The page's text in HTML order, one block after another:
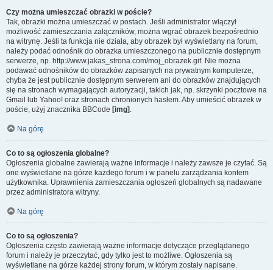
Czy można umieszczać obrazki w poście?
Tak, obrazki można umieszczać w postach. Jeśli administrator włączył
możliwość zamieszczania załączników, można wgrać obrazek bezpośrednio
na witrynę. Jeśli ta funkcja nie działa, aby obrazek był wyświetlany na forum,
należy podać odnośnik do obrazka umieszczonego na publicznie dostępnym
serwerze, np. http://www.jakas_strona.com/moj_obrazek.gif. Nie można
podawać odnośników do obrazków zapisanych na prywatnym komputerze,
chyba że jest publicznie dostępnym serwerem ani do obrazków znajdujących
się na stronach wymagających autoryzacji, takich jak, np. skrzynki pocztowe na
Gmail lub Yahoo! oraz stronach chronionych hasłem. Aby umieścić obrazek w
poście, użyj znacznika BBCode [img] .
Na górę
Co to są ogłoszenia globalne?
Ogłoszenia globalne zawierają ważne informacje i należy zawsze je czytać. Są
one wyświetlane na górze każdego forum i w panelu zarządzania kontem
użytkownika. Uprawnienia zamieszczania ogłoszeń globalnych są nadawane
przez administratora witryny.
Na górę
Co to są ogłoszenia?
Ogłoszenia często zawierają ważne informacje dotyczące przeglądanego
forum i należy je przeczytać, gdy tylko jest to możliwe. Ogłoszenia są
wyświetlane na górze każdej strony forum, w którym zostały napisane.